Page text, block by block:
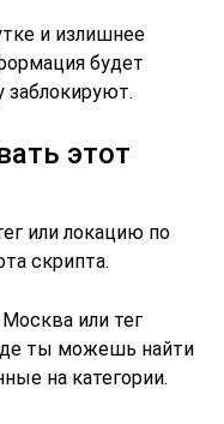
и излишнее
будет
заблокируют.
этот
или локацию по
скрипта.
или тег
ты можешь найти
на категории.